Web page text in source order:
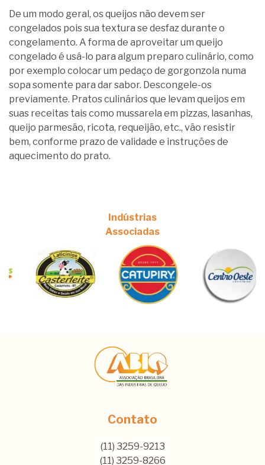
De um modo geral, os queijos não devem ser
congelados pois sua textura se desfaz durante o
congelamento. A forma de aproveitar um queijo
congelado é usá-lo para algum preparo culinário, como
por exemplo colocar um pedaço de gorgonzola numa
sopa somente para dar sabor. Descongele-os
previamente. Pratos culinários que levam queijos em
suas receitas tais como mussarela em pizzas, lasanhas,
queijo parmesão, ricota, requeijão, etc., vão resistir
bem, conforme prazo de validade e instruções de
aquecimento do prato.
Indústrias
Associadas
Contato
(11) 3259-9213
(11) 3259-8266